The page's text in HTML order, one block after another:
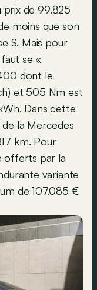
prix de 99.825
moins que son
S. Mais pour
se «
dont le
et 505 Nm est
Dans cette
la Mercedes
km. Pour
offerts par la
variante
de 107.085 €